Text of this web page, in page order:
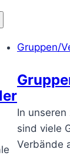
Gruppen/
In unseren
sind viele
Verbände